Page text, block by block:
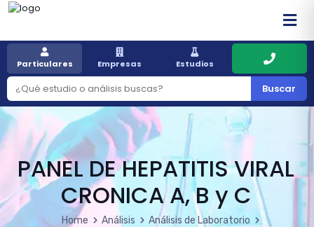
Particulares Empresas Estudios
Buscar
PANEL DE HEPATITIS VIRAL
CRONICA A, B y C
Home Análisis
Análisis de Laboratorio